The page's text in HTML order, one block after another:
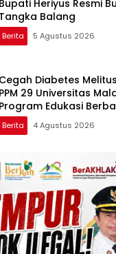
Bupati Heriyus Resmi
Tangka Balang
Berita 5 Agustus 2026
Cegah Diabetes
PPM 29 Universitas
Program Edukasi
Gratis di
Berita 4 Agustus 2026